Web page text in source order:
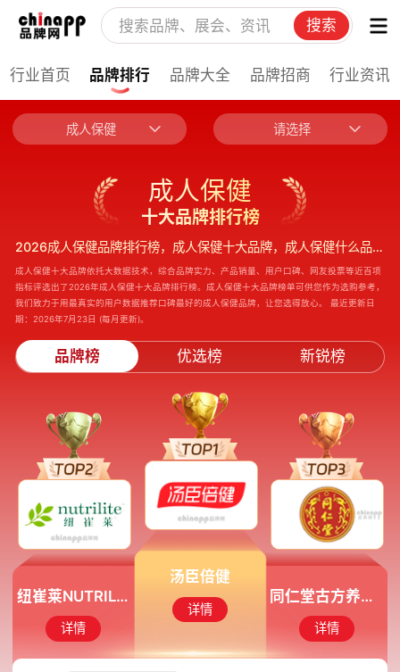
搜索
行业首页 品牌排行 品牌大全 品牌招商 行业资讯
成人保健
十大品牌排行榜
2026成人保健品牌排行榜，成人保健十大品牌，成人保健什么品牌好
成人保健十大品牌依托大数据技术，综合品牌实力、产品销量、用户口碑、网友投票等近百项
指标评选出了2026年成人保健十大品牌排行榜。成人保健十大品牌榜单可供您作为选购参考，
我们致力于用最真实的用户数据推荐口碑最好的成人保健品牌，让您选得放心。 最近更新日
期：2026年7月23日 (每月更新)。
品牌榜 优选榜 新锐榜
成人保健 请选择
纽崔莱NUTRILITE
详情
汤臣倍健
详情
同仁堂古方养生馆
详情